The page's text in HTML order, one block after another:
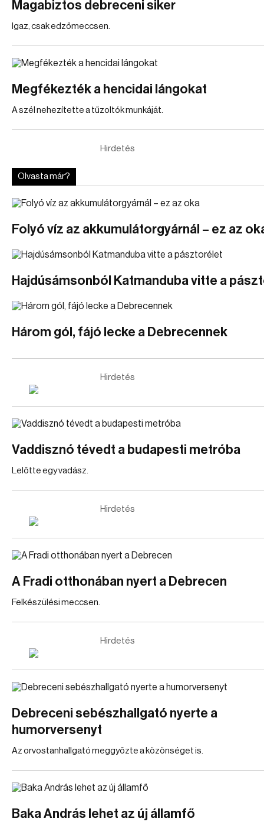
Magabiztos debreceni siker
Igaz, csak edzőmeccsen.
Megfékezték a hencidai lángokat
A szél nehezítette a tűzoltók munkáját.
Hirdetés
Olvasta már?
Folyó víz az akkumulátorgyárnál – ez az
Hajdúsámsonból Katmanduba vitte a
Három gól, fájó lecke a Debrecennek
Hirdetés
Vaddisznó tévedt a budapesti metróba
Lelőtte egy vadász.
Hirdetés
A Fradi otthonában nyert a Debrecen
Felkészülési meccsen.
Hirdetés
Debreceni sebészhallgató nyerte a
humorversenyt
Az orvostanhallgató meggyőzte a közönséget is.
Baka András lehet az új államfő